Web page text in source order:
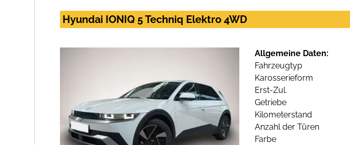
Hyundai IONIQ 5 Techniq Elektro 4WD
Allgemeine Daten:
Fahrzeugtyp
Karosserieform
Erst-Zul.
Getriebe
Kilometerstand
Anzahl der Türen
Farbe